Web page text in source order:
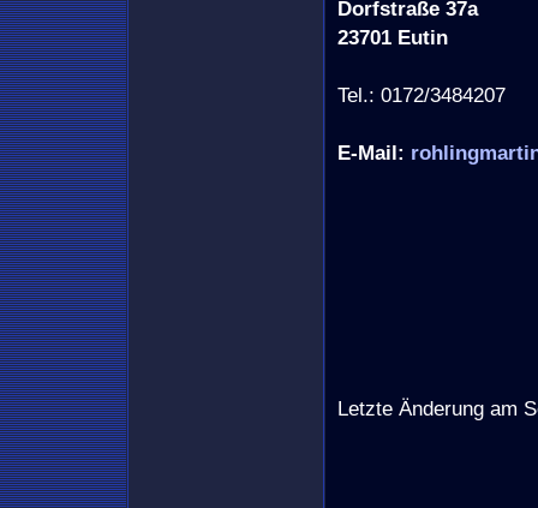
Dorfstraße 37a
23701 Eutin
Tel.: 0172/3484207
E-Mail:
Letzte Änderung am